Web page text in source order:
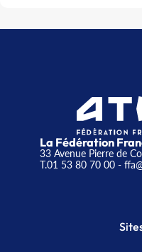
La Fédération
33 Avenue Pierre de
T.01 53 80 70 00-